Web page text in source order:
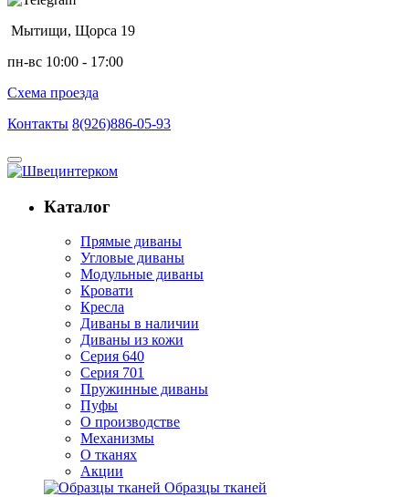
Мытищи, Щорса 19
пн-вс 10:00 - 17:00
Схема проезда
Контакты 8(926)886-05-93
Каталог
Прямые диваны
Угловые диваны
Модульные диваны
Кровати
Кресла
Диваны в наличии
Диваны из кожи
Серия 640
Серия 701
Пружинные диваны
Пуфы
О производстве
Механизмы
О тканях
Акции
Образцы тканей